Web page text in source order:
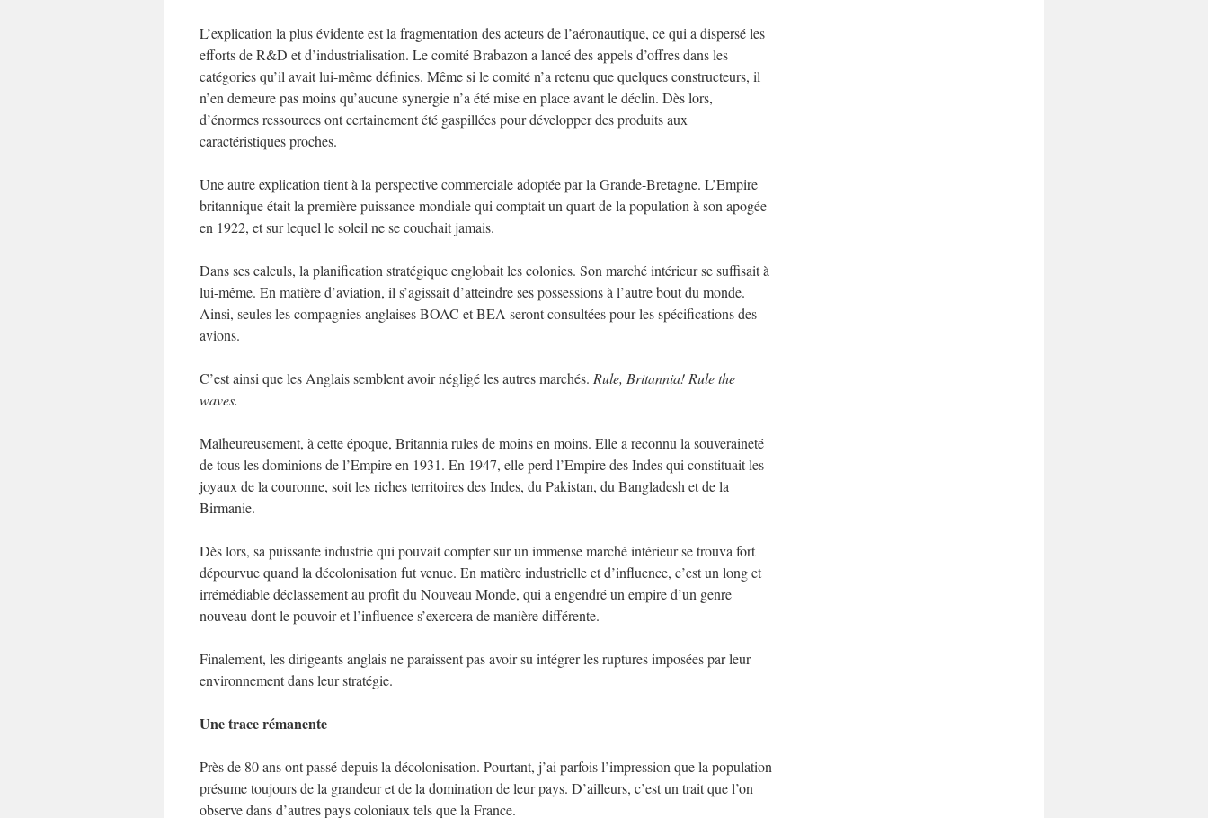
L’explication la plus évidente est la fragmentation des acteurs de l’aéronautique, ce qui a dispersé les
efforts de R&D et d’industrialisation. Le comité Brabazon a lancé des appels d’offres dans les
catégories qu’il avait lui-même définies. Même si le comité n’a retenu que quelques constructeurs, il
n’en demeure pas moins qu’aucune synergie n’a été mise en place avant le déclin. Dès lors,
d’énormes ressources ont certainement été gaspillées pour développer des produits aux
caractéristiques proches.
Une autre explication tient à la perspective commerciale adoptée par la Grande-Bretagne. L’Empire
britannique était la première puissance mondiale qui comptait un quart de la population à son apogée
en 1922, et sur lequel le soleil ne se couchait jamais.
Dans ses calculs, la planification stratégique englobait les colonies. Son marché intérieur se suffisait à
lui-même. En matière d’aviation, il s’agissait d’atteindre ses possessions à l’autre bout du monde.
Ainsi, seules les compagnies anglaises BOAC et BEA seront consultées pour les spécifications des
avions.
C’est ainsi que les Anglais semblent avoir négligé les autres marchés. Rule, Britannia! Rule the
waves.
Malheureusement, à cette époque, Britannia rules de moins en moins. Elle a reconnu la souveraineté
de tous les dominions de l’Empire en 1931. En 1947, elle perd l’Empire des Indes qui constituait les
joyaux de la couronne, soit les riches territoires des Indes, du Pakistan, du Bangladesh et de la
Birmanie.
Dès lors, sa puissante industrie qui pouvait compter sur un immense marché intérieur se trouva fort
dépourvue quand la décolonisation fut venue. En matière industrielle et d’influence, c’est un long et
irrémédiable déclassement au profit du Nouveau Monde, qui a engendré un empire d’un genre
nouveau dont le pouvoir et l’influence s’exercera de manière différente.
Finalement, les dirigeants anglais ne paraissent pas avoir su intégrer les ruptures imposées par leur
environnement dans leur stratégie.
Une trace rémanente
Près de 80 ans ont passé depuis la décolonisation. Pourtant, j’ai parfois l’impression que la population
présume toujours de la grandeur et de la domination de leur pays. D’ailleurs, c’est un trait que l’on
observe dans d’autres pays coloniaux tels que la France.